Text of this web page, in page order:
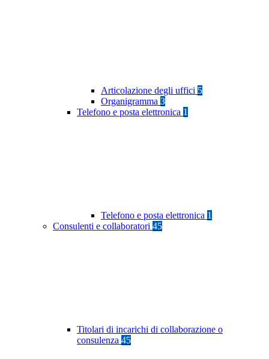
Articolazione degli uffici 5
Organigramma 3
Telefono e posta elettronica 1
Telefono e posta elettronica 1
Consulenti e collaboratori 45
Titolari di incarichi di collaborazione o
consulenza 45